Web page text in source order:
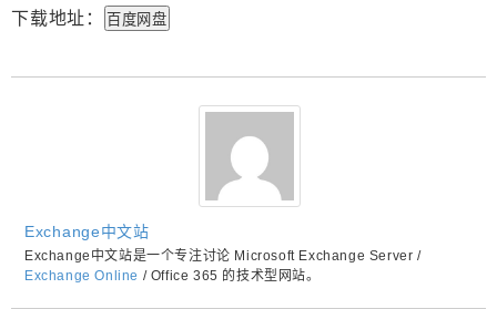
下载地址：
百度网盘
Exchange中文站
Exchange中文站是一个专注讨论 Microsoft Exchange Server /
Exchange Online / Office 365 的技术型网站。